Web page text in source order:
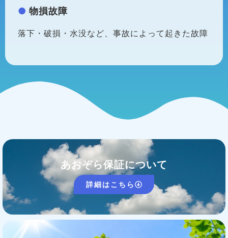
物損故障
落下・破損・水没など、事故によって起きた故障
あおぞら保証について
詳細はこちら